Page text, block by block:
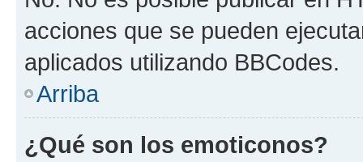
acciones que se pueden
aplicados utilizando BBCodes.
Arriba
¿Qué son los emoticonos?